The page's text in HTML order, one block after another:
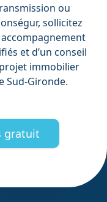
ou
sollicitez
accompagnement
et d’un conseil
immobilier
Sud-Gironde.
gratuit